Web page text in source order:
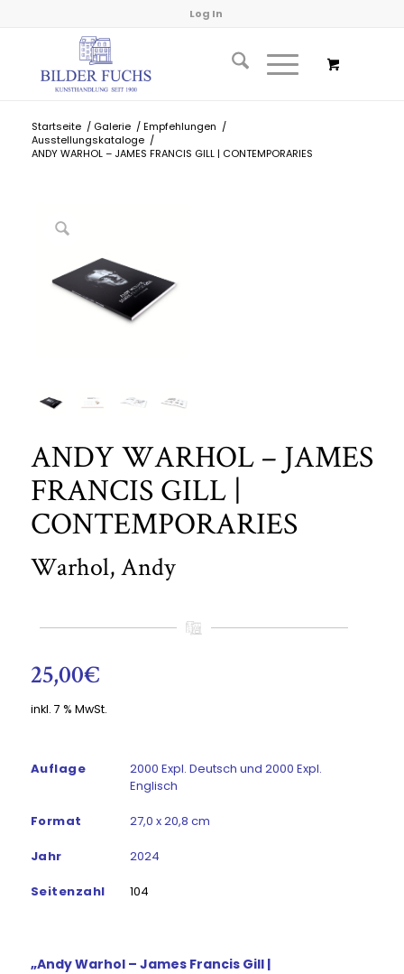
Log In
Startseite / Galerie / Empfehlungen /
Ausstellungskataloge /
ANDY WARHOL – JAMES FRANCIS GILL | CONTEMPORARIES
ANDY WARHOL – JAMES
FRANCIS GILL |
CONTEMPORARIES
Warhol, Andy
25,00€
inkl. 7 % MwSt.
Auflage
2000 Expl. Deutsch und 2000 Expl.
Englisch
Format 27,0 x 20,8 cm
Jahr 2024
Seitenzahl 104
„Andy Warhol – James Francis Gill |